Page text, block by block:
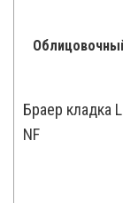
Браер кладка
NF